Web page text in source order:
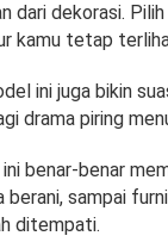
dari dekorasi.
kamu tetap
ini juga bikin
drama piring
benar-benar
berani, sampai
ditempati.